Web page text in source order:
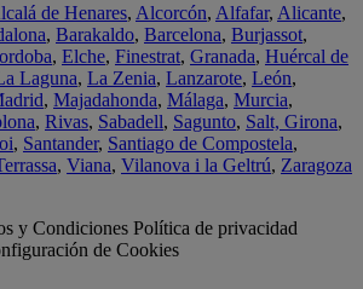
de Henares, Alcorcón, Alfafar, Alicante,
, Barakaldo, Barcelona, Burjassot,
, Elche, Finestrat, Granada, Huércal de
Laguna, La Zenia, Lanzarote, León,
, Majadahonda, Málaga, Murcia,
, Rivas, Sabadell, Sagunto, Salt, Girona,
, Santander, Santiago de Compostela,
, Viana, Vilanova i la Geltrú, Zaragoza
y Condiciones Política de privacidad
de Cookies